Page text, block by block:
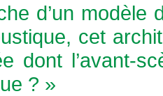
d’un modèle
cet
dont l’avant-
? »